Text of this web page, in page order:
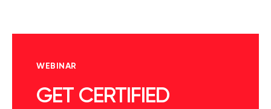
WEBINAR
GET CERTIFIED